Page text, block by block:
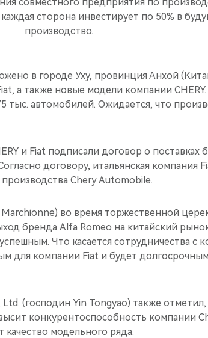
сторона инвестирует по 50% в
производство.
в городе Уху, провинция Анхой
а также новые модели компании
тыс. автомобилей. Ожидается, что
и Fiat подписали договор о поставках
договору, итальянская компания
Chery Automobile.
во время торжественной
бренда Alfa Romeo на китайский
Что касается сотрудничества с
для компании Fiat и будет долгосрочным
(господин Yin Tongyao) также отметил,
конкурентоспособность компании
модельного ряда.